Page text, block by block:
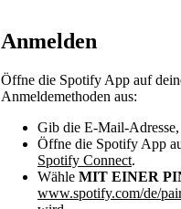
Anmelden
Öffne die Spotify App auf
Anmeldemethoden aus:
Gib die E-Mail-
Öffne die Spotify App
Spotify Connect.
Wähle MIT EINER
www.spotify.com/de/